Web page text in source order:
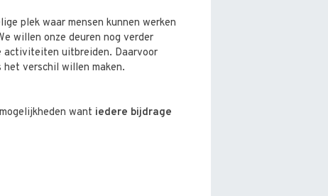
plek waar mensen kunnen werken
willen onze deuren nog verder
activiteiten uitbreiden. Daarvoor
verschil willen maken.
want iedere bijdrage